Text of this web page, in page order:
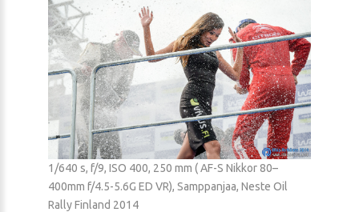
1/640 s, f/9, ISO 400, 250 mm ( AF-S Nikkor 80–
400mm f/4.5-5.6G ED VR), Samppanjaa, Neste Oil
Rally Finland 2014